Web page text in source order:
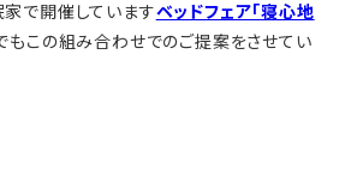
で開催していますベッドフェア「寝心地
もこの組み合わせでのご提案をさせてい